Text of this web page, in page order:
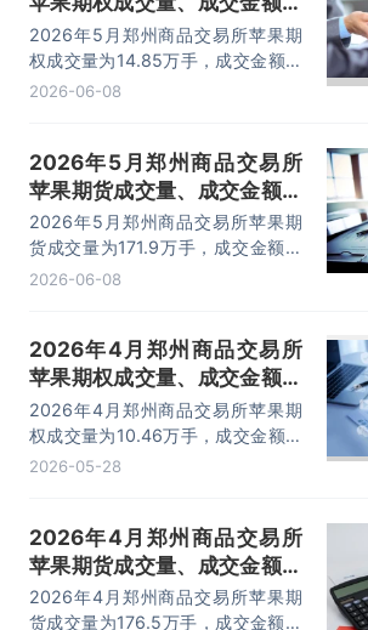
成交均价统计
2026年5月郑州商品交易所苹果期
权成交量为14.85万手，成交金额为
1.93亿元，成交均价为0.13万元/
2026-06-08
2026年5月郑州商品交易所
苹果期货成交量、成交金额及
成交均价统计
2026年5月郑州商品交易所苹果期
货成交量为171.9万手，成交金额为
1298.08亿元，成交均价为7.55万
2026-06-08
2026年4月郑州商品交易所
苹果期权成交量、成交金额及
成交均价统计
2026年4月郑州商品交易所苹果期
权成交量为10.46万手，成交金额为
1.77亿元，成交均价为0.17万元/
2026-05-28
2026年4月郑州商品交易所
苹果期货成交量、成交金额及
成交均价统计
2026年4月郑州商品交易所苹果期
货成交量为176.5万手，成交金额为